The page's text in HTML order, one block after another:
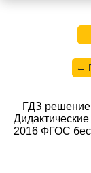
←
ГДЗ
2016 ФГОС